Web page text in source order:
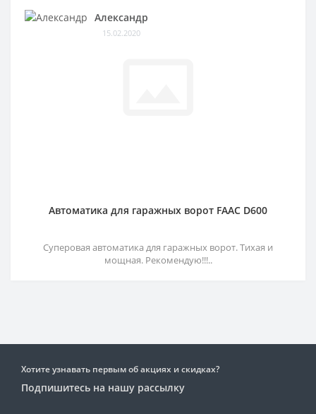
Александр
15.02.2020
Автоматика для гаражных ворот FAAC D600
Суперовая автоматика для гаражных ворот. Тихая и
мощная. Рекомендую!!!..
Хотите узнавать первым об акциях и скидках?
Подпишитесь на нашу рассылку